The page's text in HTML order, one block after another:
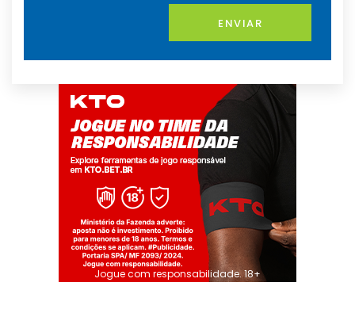
ENVIAR
Jogue com responsabilidade. 18+